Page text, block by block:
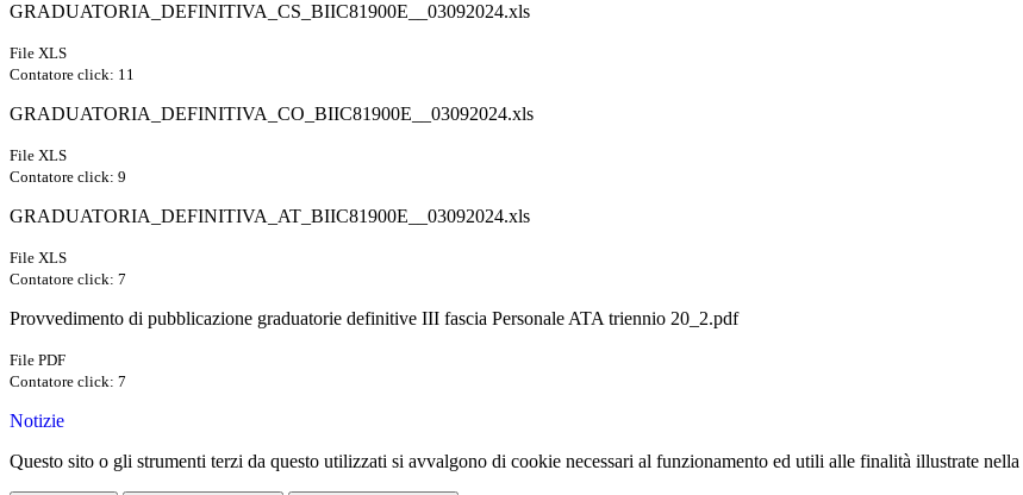
GRADUATORIA_DEFINITIVA_CS_BIIC81900E__03092024.xls
File XLS
Contatore click: 11
GRADUATORIA_DEFINITIVA_CO_BIIC81900E__03092024.xls
File XLS
Contatore click: 9
GRADUATORIA_DEFINITIVA_AT_BIIC81900E__03092024.xls
File XLS
Contatore click: 7
Provvedimento di pubblicazione graduatorie definitive III fascia Personale ATA triennio 20_2.pdf
File PDF
Contatore click: 7
Notizie
Questo sito o gli strumenti terzi da questo utilizzati si avvalgono di cookie necessari al funzionamento ed utili alle finalità illustrate nella